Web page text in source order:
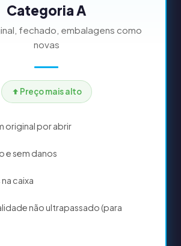
Categoria A
fechado, embalagens como
novas
Preço mais alto
original por abrir
e sem danos
caixa
não ultrapassado (para